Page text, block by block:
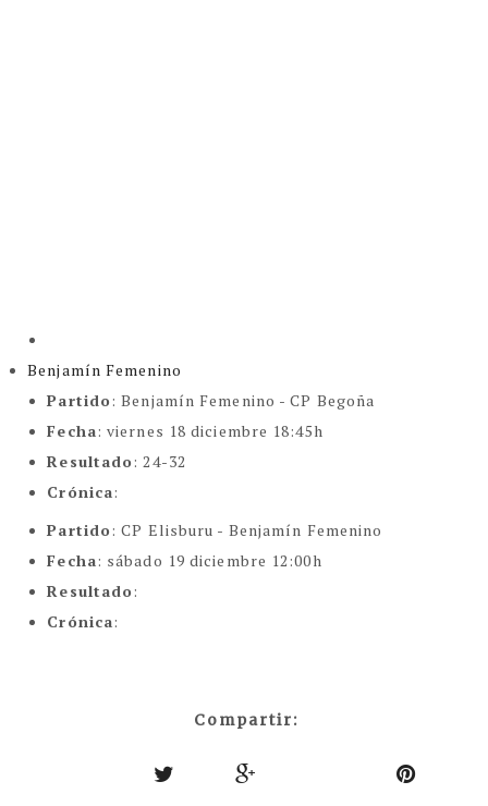
Benjamín Femenino
Partido: Benjamín Femenino - CP Begoña
Fecha: viernes 18 diciembre 18:45h
Resultado: 24-32
Crónica:
Partido: CP Elisburu - Benjamín Femenino
Fecha: sábado 19 diciembre 12:00h
Resultado:
Crónica:
Compartir: